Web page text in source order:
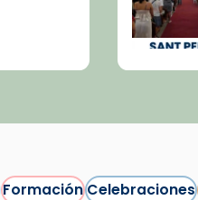
FormaciónCelebraciones